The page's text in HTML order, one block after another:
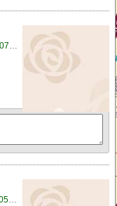
http://hmhmhm.hatenablog.com/entry/2016/12/05/071814
http://hmhmhm.hatenablog.com/entry/2016/11/23/055016